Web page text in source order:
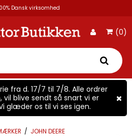
Dansk virksomhed
(0)
fra d. 17/7 til 7/8. Alle ordrer
blive sendt så snart vi er
glæder os til vi ses igen.
/ JOHN DEERE